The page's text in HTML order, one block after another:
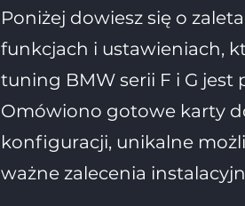
Poniżej dowiesz się o
funkcjach i ustawieniach,
tuning BMW serii F i G jest
Omówiono gotowe karty
konfiguracji, unikalne
ważne zalecenia